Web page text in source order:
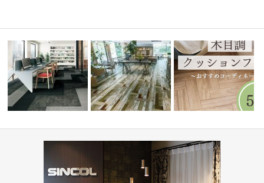
ショップ・飲食店(コーディネ水まわりで人気！木目調
ョンフロア5…